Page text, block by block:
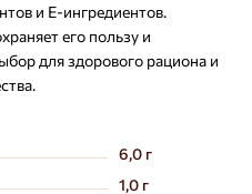
и Е-ингредиентов.
его пользу и
для здорового рациона и
6,0 г
1,0 г